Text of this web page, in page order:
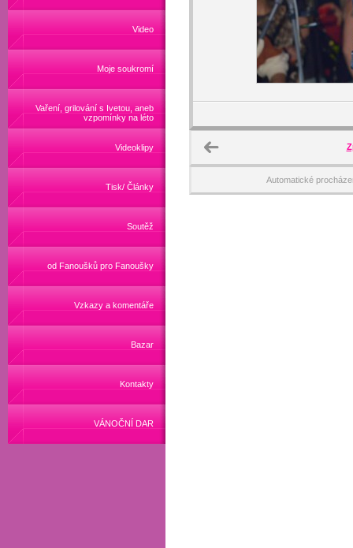
Video
Moje soukromí
Vaření, grilování s Ivetou, aneb
vzpomínky na léto
Videoklipy
Tisk/ Články
Soutěž
od Fanoušků pro Fanoušky
Vzkazy a komentáře
Bazar
Kontakty
VÁNOČNÍ DAR
Automatické